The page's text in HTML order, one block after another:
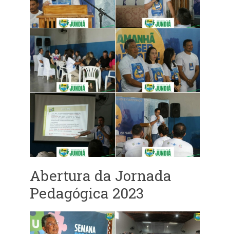
Abertura da Jornada
Pedagógica 2023